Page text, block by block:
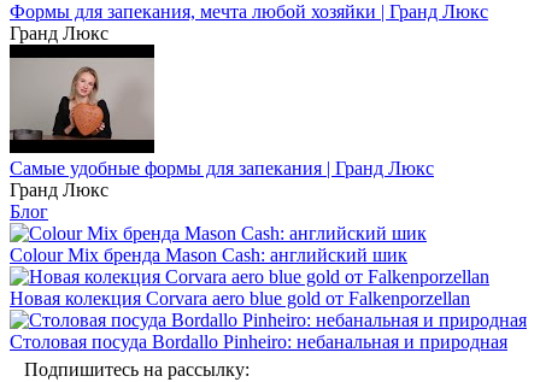
Формы для запекания, мечта любой хозяйки | Гранд Люкс
Гранд Люкс
Самые удобные формы для запекания | Гранд Люкс
Гранд Люкс
Блог
Colour Mix бренда Mason Cash: английский шик
Новая колекция Corvara aero blue gold от Falkenporzellan
Столовая посуда Bordallo Pinheiro: небанальная и природная
Подпишитесь на рассылку: